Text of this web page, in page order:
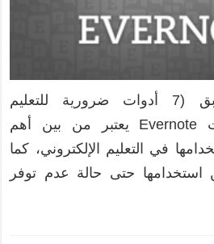
ذكرنا في مقال سابق (7 أدوات ضرورية للتعليم
الإلكتروني) أن إفرنوت Evernote يعتبر من بين أهم
في التعليم الإلكتروني، كما
استخدامها حتى حالة عدم توفر